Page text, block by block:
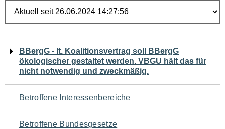
Navigation
für
den
Seiteninhalt
BBergG - lt. Koalitionsvertrag soll BBergG
ökologischer gestaltet werden. VBGU hält das für
nicht notwendig und zweckmäßig.
Betroffene Interessenbereiche
Betroffene Bundesgesetze